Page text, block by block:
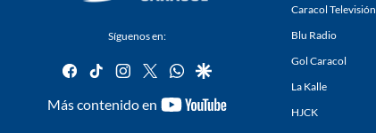
Síguenos en:
facebook
tiktok instagram
twitterwhatsapp
google
Más contenido en
youtube-
Caracol Televisión
Blu Radio
Gol Caracol
La Kalle
HJCK